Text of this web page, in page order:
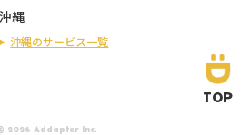
沖縄
沖縄のサービス一覧
2026 Addapter Inc.
TOP